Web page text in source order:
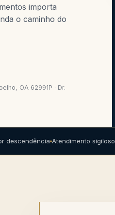
importa
o caminho do
OA 62991P · Dr.
descendência Atendimento sigiloso